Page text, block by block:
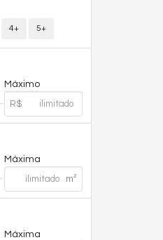
4+ 5+
Máximo
Máxima
Máxima